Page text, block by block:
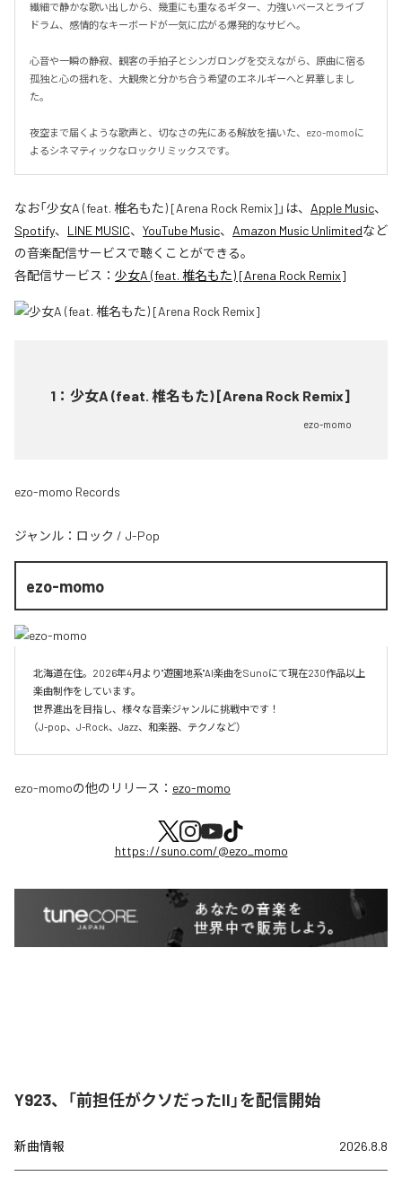
繊細で静かな歌い出しから、幾重にも重なるギター、力強いベースとライブ
ドラム、感情的なキーボードが一気に広がる爆発的なサビへ。
心音や一瞬の静寂、観客の手拍子とシンガロングを交えながら、原曲に宿る
孤独と心の揺れを、大観衆と分かち合う希望のエネルギーへと昇華しまし
た。
夜空まで届くような歌声と、切なさの先にある解放を描いた、ezo-momoに
よるシネマティックなロックリミックスです。
なお「少女A (feat. 椎名もた) [Arena Rock Remix] 」は、 Apple Music、
Spotify、 LINE MUSIC、 YouTube Music、 Amazon Music Unlimitedなど
の音楽配信サービスで聴くことができる。
各配信サービス： 少女A (feat. 椎名もた) [Arena Rock Remix]
1 ： 少女A (feat. 椎名もた) [Arena Rock Remix]
ezo-momo
ezo-momo Records
ジャンル： ロック / J-Pop
ezo-momo
北海道在住。2026年4月より"遊園地系"AI楽曲をSunoにて現在230作品以上
楽曲制作をしています。
世界進出を目指し、様々な音楽ジャンルに挑戦中です！
（J-pop、J-Rock、Jazz、和楽器、テクノなど）
ezo-momoの他のリリース： ezo-momo
https://suno.com/@ezo_momo
Y923、「前担任がクソだったII」を配信開始
新曲情報 2026.8.8